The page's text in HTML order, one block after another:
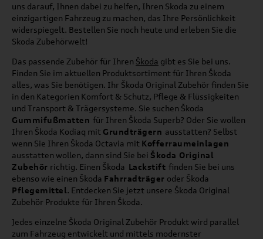
uns darauf, Ihnen dabei zu helfen, Ihren Skoda zu einem
einzigartigen Fahrzeug zu machen, das Ihre Persönlichkeit
widerspiegelt. Bestellen Sie noch heute und erleben Sie die
Skoda Zubehörwelt!
Das passende Zubehör für Ihren Škoda gibt es Sie bei uns.
Finden Sie im aktuellen Produktsortiment für Ihren Škoda
alles, was Sie benötigen. Ihr Škoda Original Zubehör finden Sie
in den Kategorien Komfort & Schutz, Pflege & Flüssigkeiten
und Transport & Trägersysteme. Sie suchen Škoda
Gummifußmatten für Ihren Škoda Superb? Oder Sie wollen
Ihren Škoda Kodiaq mit Grundträgern ausstatten? Selbst
wenn Sie Ihren Škoda Octavia mit Kofferraumeinlagen
ausstatten wollen, dann sind Sie bei Škoda Original
Zubehör richtig. Einen Škoda Lackstift finden Sie bei uns
ebenso wie einen Škoda Fahrradträger oder Škoda
Pflegemittel. Entdecken Sie jetzt unsere Škoda Original
Zubehör Produkte für Ihren Škoda.
Jedes einzelne Škoda Original Zubehör Produkt wird parallel
zum Fahrzeug entwickelt und mittels modernster